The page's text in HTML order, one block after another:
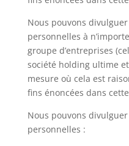
Nous pouvons
personnelles à
groupe d’entreprises
société holding ultime
mesure où cela est
fins énoncées dans
Nous pouvons
personnelles :